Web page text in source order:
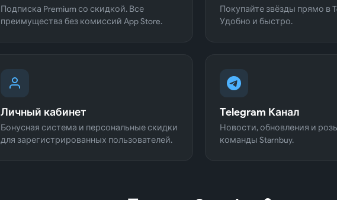
оплаты, спасибо большое!
Подписка Premium со скидкой. Все
преимущества без комиссий App Store.
Покупайте звёзды прямо в
Удобно и быстро.
Личный кабинет
Бонусная система и персональные скидки
для зарегистрированных пользователей.
Telegram Канал
Новости, обновления и
команды Starnbuy.